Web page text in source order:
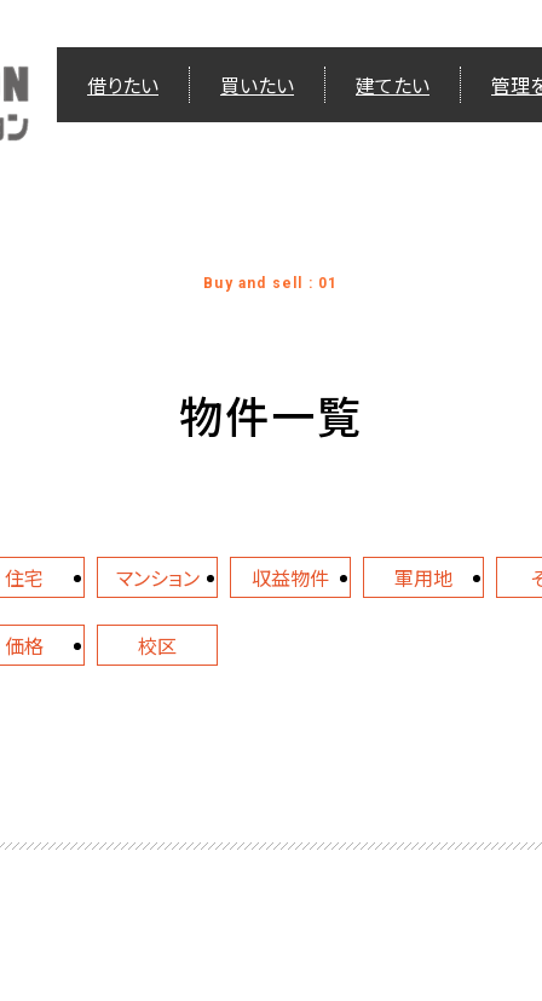
借りたい 買いたい 建てたい 管理
Buy and sell : 01
物件一覧
住宅 マンション 収益物件 軍用地
価格 校区